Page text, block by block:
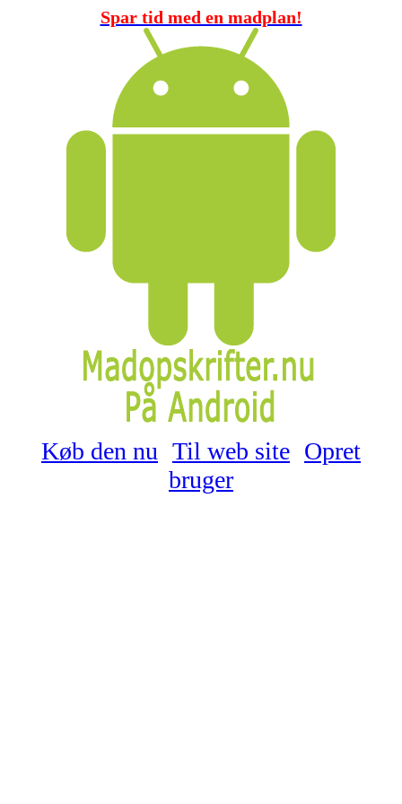
Spar tid med en madplan!
Køb den nu Til web site Opret
bruger